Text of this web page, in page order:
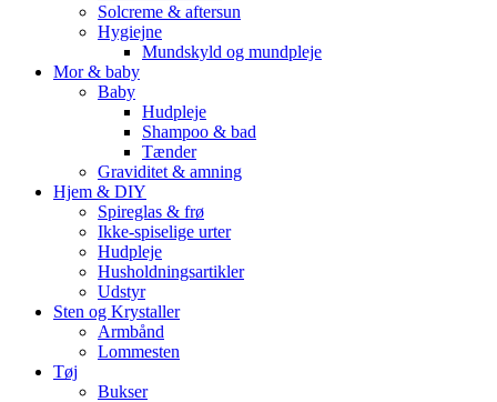
Solcreme & aftersun
Hygiejne
Mundskyld og mundpleje
Mor & baby
Baby
Hudpleje
Shampoo & bad
Tænder
Graviditet & amning
Hjem & DIY
Spireglas & frø
Ikke-spiselige urter
Hudpleje
Husholdningsartikler
Udstyr
Sten og Krystaller
Armbånd
Lommesten
Tøj
Bukser